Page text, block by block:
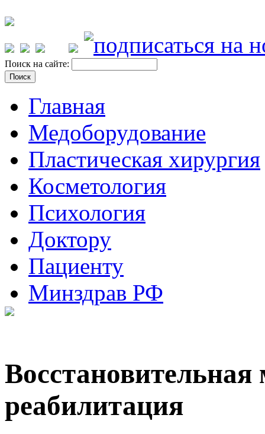
Поиск на сайте:
Главная
Медоборудование
Пластическая хирургия
Косметология
Психология
Доктору
Пациенту
Минздрав РФ
реабилитация